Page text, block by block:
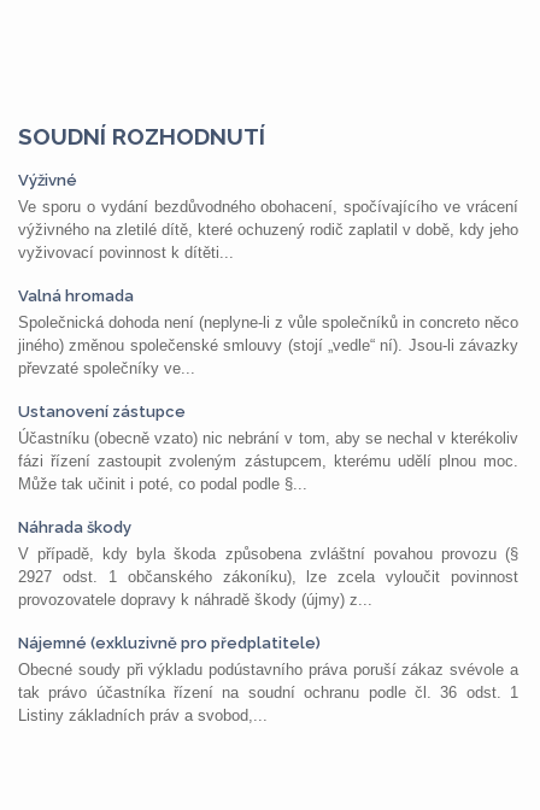
SOUDNÍ ROZHODNUTÍ
Výživné
Ve sporu o vydání bezdůvodného obohacení, spočívajícího ve vrácení
výživného na zletilé dítě, které ochuzený rodič zaplatil v době, kdy jeho
vyživovací povinnost k dítěti...
Valná hromada
Společnická dohoda není (neplyne-li z vůle společníků in concreto něco
jiného) změnou společenské smlouvy (stojí „vedle“ ní). Jsou-li závazky
převzaté společníky ve...
Ustanovení zástupce
Účastníku (obecně vzato) nic nebrání v tom, aby se nechal v kterékoliv
fázi řízení zastoupit zvoleným zástupcem, kterému udělí plnou moc.
Může tak učinit i poté, co podal podle §...
Náhrada škody
V případě, kdy byla škoda způsobena zvláštní povahou provozu (§
2927 odst. 1 občanského zákoníku), lze zcela vyloučit povinnost
provozovatele dopravy k náhradě škody (újmy) z...
Nájemné (exkluzivně pro předplatitele)
Obecné soudy při výkladu podústavního práva poruší zákaz svévole a
tak právo účastníka řízení na soudní ochranu podle čl. 36 odst. 1
Listiny základních práv a svobod,...